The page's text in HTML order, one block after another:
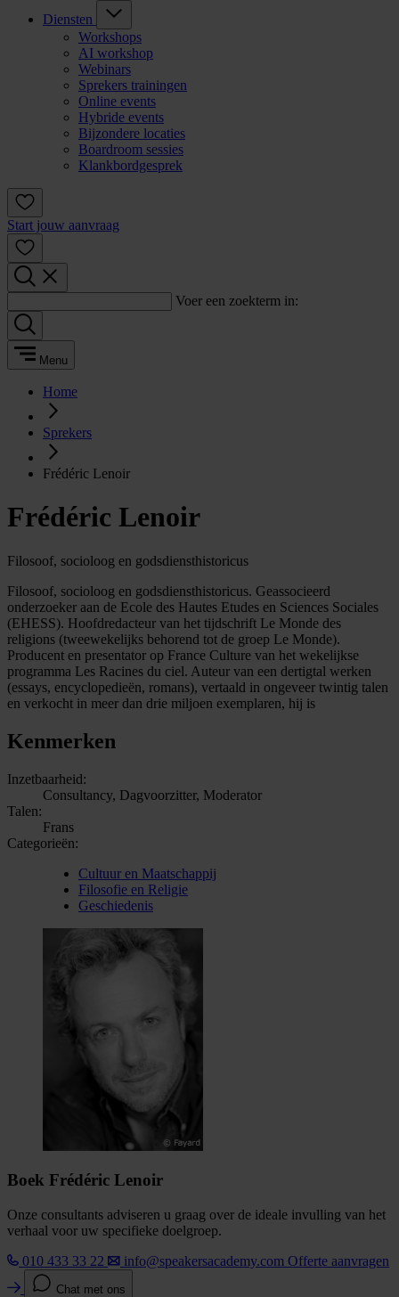
Diensten
Workshops
AI workshop
Webinars
Sprekers trainingen
Online events
Hybride events
Bijzondere locaties
Boardroom sessies
Klankbordgesprek
Start jouw aanvraag
Voer een zoekterm in:
Menu
Home
Sprekers
Frédéric Lenoir
Frédéric Lenoir
Filosoof, socioloog en godsdiensthistoricus
Filosoof, socioloog en godsdiensthistoricus. Geassocieerd
onderzoeker aan de Ecole des Hautes Etudes en Sciences Sociales
(EHESS). Hoofdredacteur van het tijdschrift Le Monde des
religions (tweewekelijks behorend tot de groep Le Monde).
Producent en presentator op France Culture van het wekelijkse
programma Les Racines du ciel. Auteur van een dertigtal werken
(essays, encyclopedieën, romans), vertaald in ongeveer twintig talen
en verkocht in meer dan drie miljoen exemplaren, hij is
Kenmerken
Inzetbaarheid:
Consultancy, Dagvoorzitter, Moderator
Talen:
Frans
Categorieën:
Cultuur en Maatschappij
Filosofie en Religie
Geschiedenis
Boek Frédéric Lenoir
Onze consultants adviseren u graag over de ideale invulling van het
verhaal voor uw specifieke doelgroep.
010 433 33 22
info@speakersacademy.com Offerte aanvragen
Chat met ons